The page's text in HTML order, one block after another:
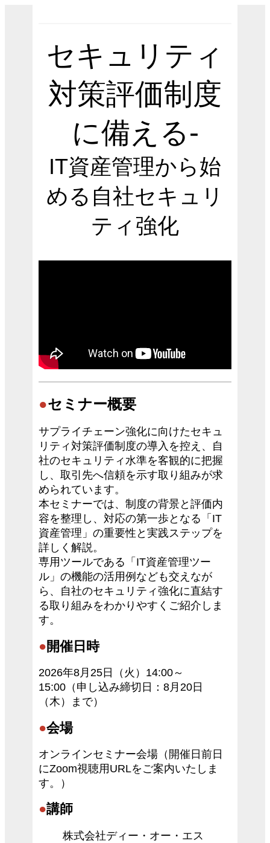
セキュリティ
対策評価制度
に備える-
IT資産管理から始
める自社セキュリ
ティ強化
●セミナー概要
サプライチェーン強化に向けたセキュ
リティ対策評価制度の導入を控え、自
社のセキュリティ水準を客観的に把握
し、取引先へ信頼を示す取り組みが求
められています。
本セミナーでは、制度の背景と評価内
容を整理し、対応の第一歩となる「IT
資産管理」の重要性と実践ステップを
詳しく解説。
専用ツールである「IT資産管理ツー
ル」の機能の活用例なども交えなが
ら、自社のセキュリティ強化に直結す
る取り組みをわかりやすくご紹介しま
す。
●開催日時
2026年8月25日（火）14:00～
15:00（申し込み締切日：8月20日
（木）まで）
●会場
オンラインセミナー会場（開催日前日
にZoom視聴用URLをご案内いたしま
す。）
●講師
株式会社ディー・オー・エス